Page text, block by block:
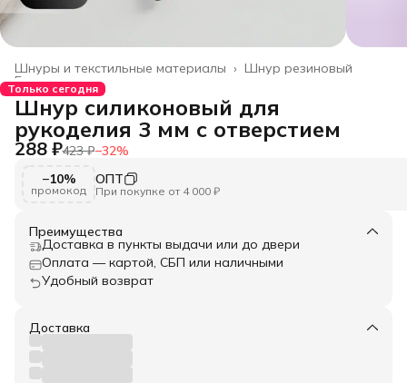
Шнур резиновый
Шнуры и текстильные материалы ›
Главная ›
Только сегодня
Шнур силиконовый для
рукоделия 3 мм с отверстием
288 ₽423 ₽−32%
−10%
промокод
ОПТ
При покупке от 4 000 ₽
Преимущества
Доставка в пункты выдачи или до двери
Оплата — картой, СБП или наличными
Удобный возврат
Доставка